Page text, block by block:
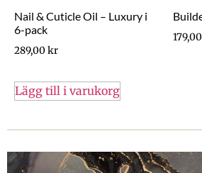
Nail & Cuticle Oil – Luxury i
6-pack
289,00kr
Lägg till i varukorg
179,00